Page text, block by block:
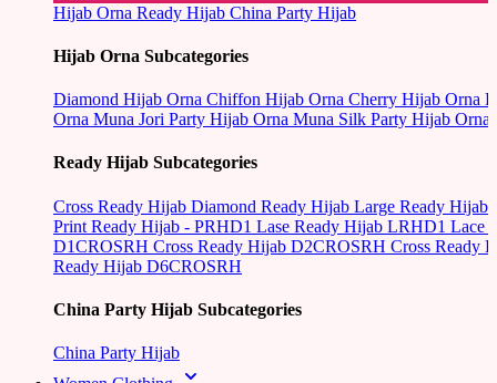
Hijab Orna Ready Hijab China Party Hijab
Hijab Orna Subcategories
Diamond Hijab Orna Chiffon Hijab Orna Cherry Hijab Orna
Orna Muna Jori Party Hijab Orna Muna Silk Party Hijab Orna
Ready Hijab Subcategories
Cross Ready Hijab Diamond Ready Hijab Large Ready Hijab
Print Ready Hijab - PRHD1 Lase Ready Hijab LRHD1 Lace
D1CROSRH Cross Ready Hijab D2CROSRH Cross Ready
Ready Hijab D6CROSRH
China Party Hijab Subcategories
China Party Hijab